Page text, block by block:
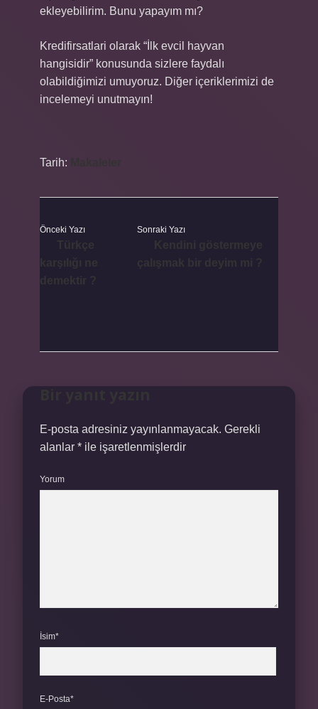
ekleyebilirim. Bunu yapayım mı?
Kredifirsatlari olarak “İlk evcil hayvan
hangisidir” konusunda sizlere faydalı
olabildiğimizi umuyoruz. Diğer içeriklerimizi de
incelemeyi unutmayın!
Tarih:
Önceki Yazı Sonraki Yazı
E-posta adresiniz yayınlanmayacak. Gerekli
alanlar * ile işaretlenmişlerdir
Yorum
İsim*
E-Posta*